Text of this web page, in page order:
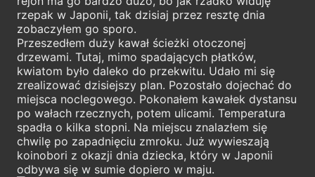
rzepak w Japonii, tak dzisiaj przez resztę dnia
zobaczyłem go sporo.
Przeszedłem duży kawał ścieżki otoczonej
drzewami. Tutaj, mimo spadających płatków,
kwiatom było daleko do przekwitu. Udało mi się
zrealizować dzisiejszy plan. Pozostało dojechać do
miejsca noclegowego. Pokonałem kawałek dystansu
po wałach rzecznych, potem ulicami. Temperatura
spadła o kilka stopni. Na miejscu znalazłem się
chwilę po zapadnięciu zmroku. Już wywieszają
koinobori z okazji dnia dziecka, który w Japonii
odbywa się w sumie dopiero w maju.